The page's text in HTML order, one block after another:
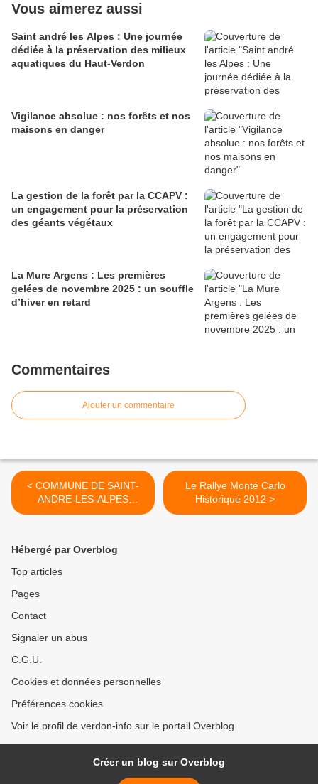
Vous aimerez aussi
Saint andré les Alpes : Une journée
dédiée à la préservation des milieux
aquatiques du Haut-Verdon
Vigilance absolue : nos forêts et nos
maisons en danger
La gestion de la forêt par la CCAPV :
un engagement pour la préservation
des géants végétaux
La Mure Argens : Les premières
gelées de novembre 2025 : un souffle
d’hiver en retard
Commentaires
Ajouter un commentaire
< COMMUNE DE SAINT-
ANDRE-LES-ALPES
SEANCE DU CONSEIL
Le Rallye Monté Carlo
Historique 2012 >
Hébergé par Overblog
Top articles
Pages
Contact
Signaler un abus
C.G.U.
Cookies et données personnelles
Préférences cookies
Voir le profil de verdon-info sur le portail Overblog
Créer un blog sur Overblog